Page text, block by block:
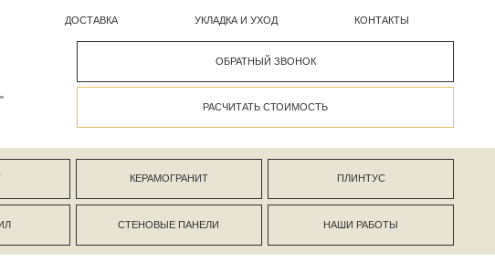
КОНТАКТЫ
УКЛАДКА И УХОД
КЕРАМОГРАНИТ
СТЕНОВЫЕ ПАНЕЛИ НАШИ РАБОТЫ
ПЛИНТУС